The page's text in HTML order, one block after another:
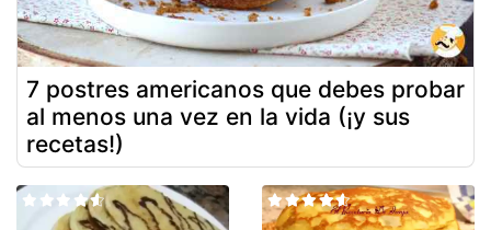
7 postres americanos que debes probar
al menos una vez en la vida (¡y sus
recetas!)